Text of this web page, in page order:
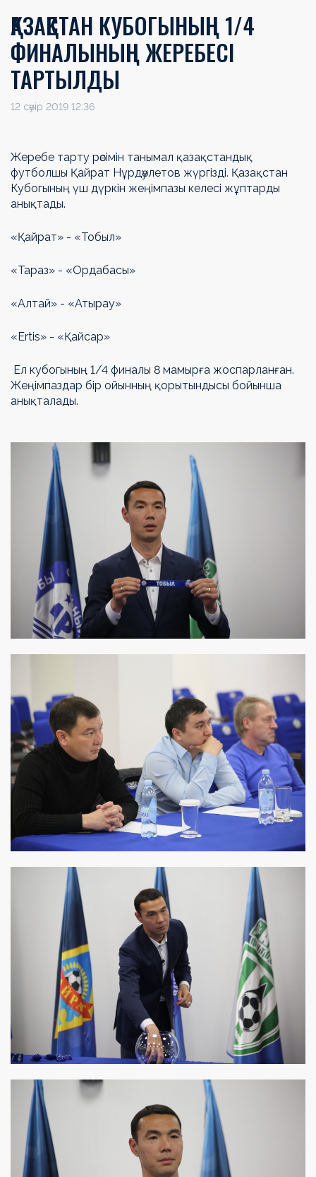
ҚАЗАҚСТАН КУБОГЫНЫҢ 1/4
ФИНАЛЫНЫҢ ЖЕРЕБЕСІ
ТАРТЫЛДЫ
12 сәуір 2019 12:36
Жеребе тарту рәсімін танымал қазақстандық
футболшы Қайрат Нұрдәулетов жүргізді. Қазақстан
Кубогының үш дүркін жеңімпазы келесі жұптарды
анықтады.
«Қайрат» - «Тобыл»
«Тараз» - «Ордабасы»
«Алтай» - «Атырау»
«Ertis» - «Қайсар»
Ел кубогының 1/4 финалы 8 мамырға жоспарланған.
Жеңімпаздар бір ойынның қорытындысы бойынша
анықталады.